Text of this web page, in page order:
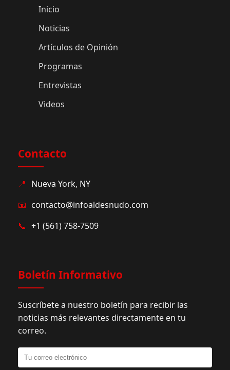
Inicio
Noticias
Artículos de Opinión
Programas
Entrevistas
Videos
Contacto
📍 Nueva York, NY
📧 contacto@infoaldesnudo.com
📞 +1 (561) 758-7509
Boletín Informativo
Suscríbete a nuestro boletín para recibir las
noticias más relevantes directamente en tu
correo.